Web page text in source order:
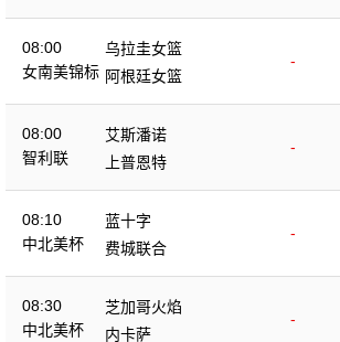
08:00
女南美锦标
乌拉圭女篮
-
阿根廷女篮
08:00
智利联
艾斯潘诺
-
上普恩特
08:10
中北美杯
蓝十字
-
费城联合
08:30
中北美杯
芝加哥火焰
-
内卡萨